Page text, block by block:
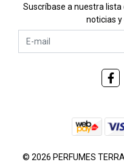
Suscríbase a nuestra
noticias
© 2026 PERFUMES